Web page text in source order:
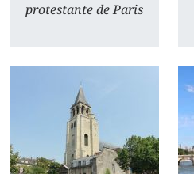
protestante de Paris